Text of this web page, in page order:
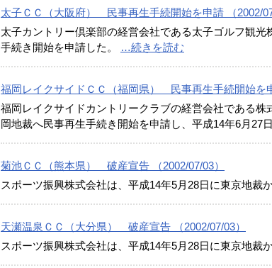
太子ＣＣ（大阪府） 民事再生手続開始を申請 （2002/
太子カントリー倶楽部の経営会社である太子ゴルフ観
手続き開始を申請した。
…続きを読む
福岡レイクサイドＣＣ（福岡県） 民事再生手続開始を
福岡レイクサイドカントリークラブの経営会社である
岡地裁へ民事再生手続き開始を申請し、平成14年6月27
菊池ＣＣ（熊本県） 破産宣告 （2002/07/03）
スポーツ振興株式会社は、平成14年5月28日に東京地裁
天瀬温泉ＣＣ（大分県） 破産宣告 （2002/07/03）
スポーツ振興株式会社は、平成14年5月28日に東京地裁